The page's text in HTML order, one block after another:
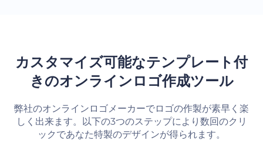
カスタマイズ可能なテンプレート付
きのオンラインロゴ作成ツール
弊社のオンラインロゴメーカーでロゴの作製が素早く楽
しく出来ます。以下の3つのステップにより数回のクリ
ックであなた特製のデザインが得られます。